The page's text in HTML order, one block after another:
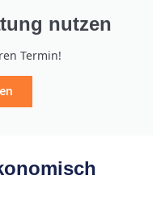
nutzen
Termin!